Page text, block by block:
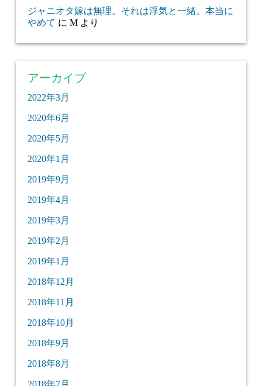
ジャニオタ嫁は無理。それは浮気と一緒。本当に
やめて に Mより
アーカイブ
2022年3月
2020年6月
2020年5月
2020年1月
2019年9月
2019年4月
2019年3月
2019年2月
2019年1月
2018年12月
2018年11月
2018年10月
2018年9月
2018年8月